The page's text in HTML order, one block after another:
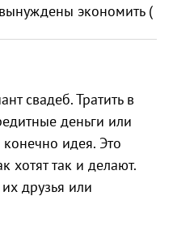
экономить (
свадеб. Тратить в
деньги или
идея. Это
хотят так и делают.
друзья или